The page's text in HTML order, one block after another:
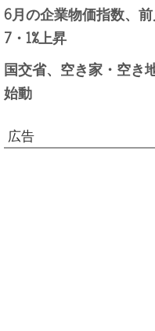
6月の企業物価指数、
7・1%上昇
国交省、空き家・空き
始動
広告